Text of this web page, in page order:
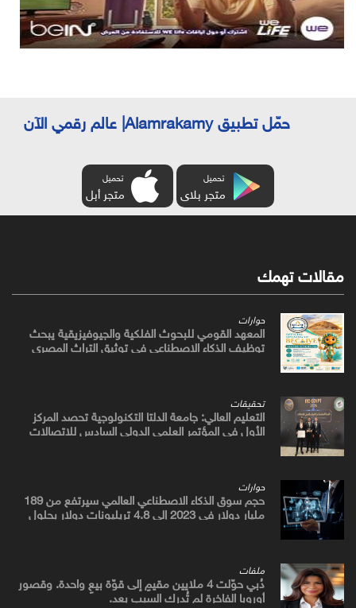
حمّل تطبيق Alamrakamy| عالم رقمي الآن
تحميل
متجر بلاى
تحميل
متجر أبل
مقالات تهمك
حوارات
المعهد القومي للبحوث الفلكية والجيوفيزيقية يبحث
توظيف الذكاء الاصطناعي في توثيق التراث المصري
تحقيقات
التعليم العالي: جامعة الدلتا التكنولوجية تحصد المركز
الأول في المؤتمر العلمي الدولي السادس للاتصالات
حوارات
حجم سوق الذكاء الاصطناعي العالمي سيرتفع من 189
مليار دولار في 2023 إلى 4.8 تريليونات دولار بحلول
ملفات
دُبي حوّلت 4 ملايين مقيمٍ إلى قوّة بيعٍ واحدة. وقصور
أوروبا الفاخرة لم تُدرك السبب بعد.